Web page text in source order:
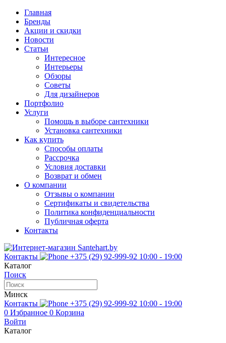
Главная
Бренды
Акции и скидки
Новости
Статьи
Интересное
Интерьеры
Обзоры
Советы
Для дизайнеров
Портфолио
Услуги
Помощь в выборе сантехники
Установка сантехники
Как купить
Способы оплаты
Рассрочка
Условия доставки
Возврат и обмен
О компании
Отзывы о компании
Сертификаты и свидетельства
Политика конфиденциальности
Публичная оферта
Контакты
Контакты +375 (29) 92-999-92 10:00 - 19:00
Каталог
Поиск
Минск
Контакты
+375 (29) 92-999-92 10:00 - 19:00
0 Избранное 0 Корзина
Войти
Каталог